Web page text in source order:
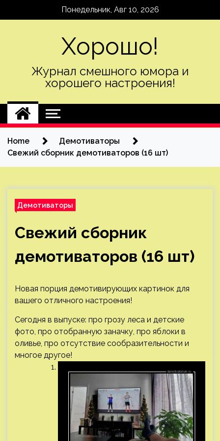
Понедельник, Авг 10, 2026
Хорошо!
Журнал смешного юмора и
хорошего настроения!
Home
Демотиваторы
Свежий сборник демотиваторов (16 шт)
Демотиваторы
Свежий сборник
демотиваторов (16 шт)
Новая порция демотивирующих картинок для
вашего отличного настроения!
Сегодня в выпуске: про грозу леса и детские
фото, про отобранную заначку, про яблоки в
оливье, про отсутствие сообразительности и
многое другое!